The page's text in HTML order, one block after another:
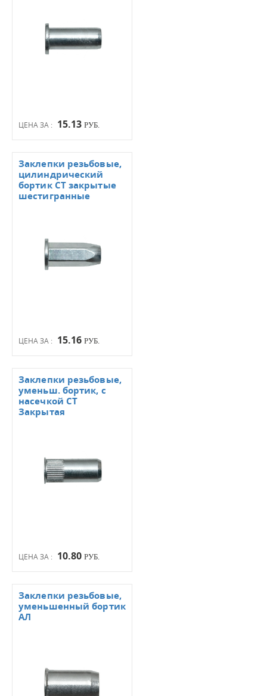
ЦЕНА ЗА : 15.13 РУБ.
ЦЕНА ЗА : 15.16 РУБ.
Заклепки резьбовые,
цилиндрический
бортик СТ закрытые
шестигранные
ЦЕНА ЗА : 10.80 РУБ.
Заклепки резьбовые,
уменьш. бортик, с
насечкой СТ
Закрытая
Заклепки резьбовые,
уменьшенный бортик
АЛ